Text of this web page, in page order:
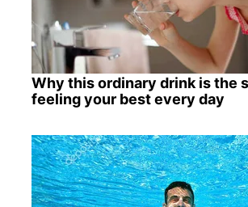
Why this ordinary drink is the
feeling your best every day